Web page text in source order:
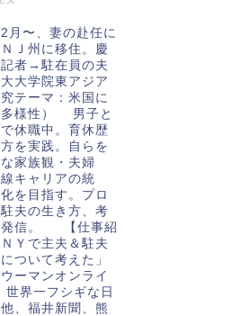
月〜、妻の赴任に
Ｊ州に移住。慶
者→駐在員の夫
大学院東アジア
テーマ：米国に
多様性） 男子と
休職中。育休歴
を実践。自らを
家族観・夫婦
キャリアの統
を目指す。プロ
夫の生き方、考
発信。 【仕事紹
Ｙで主夫＆駐夫
ついて考えた」
ーマンオンライ
世界一フシギな日
、福井新聞、熊